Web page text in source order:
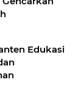
Edukasi